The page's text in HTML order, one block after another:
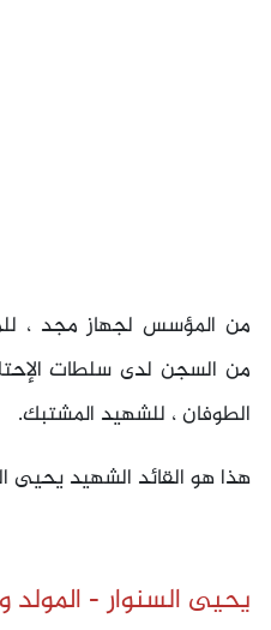
من السجن لدى سلطات
الطوفان ، للشهيد المشتبك.
هذا هو القائد الشهيد يحيى
يحيى السنوار - المولد